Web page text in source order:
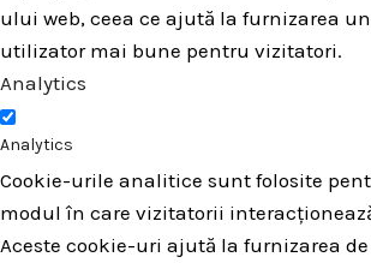
ului web, ceea ce ajută la furnizarea
utilizator mai bune pentru vizitatori.
Analytics
Analytics
Cookie-urile analitice sunt folosite
modul în care vizitatorii
Aceste cookie-uri ajută la furnizarea